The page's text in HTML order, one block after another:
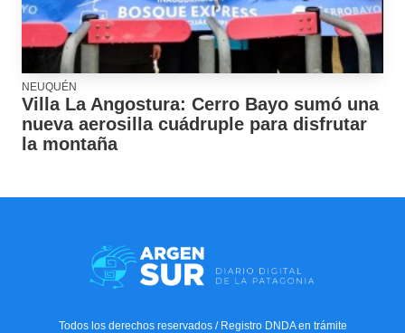
NEUQUÉN
Villa La Angostura: Cerro Bayo sumó una
nueva aerosilla cuádruple para disfrutar
la montaña
Todos los derechos reservados / Registro DNDA en trámite